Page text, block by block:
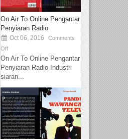
On Air To Online Pengantar
Penyiaran Radio
Oct 06, 2016
Comments
Off
On Air To Online Pengantar
Penyiaran Radio Industri
siaran...